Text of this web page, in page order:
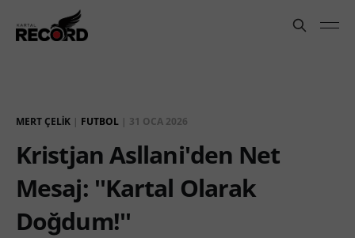
MERT ÇELIK | FUTBOL | 31 OCA 2026
Kristjan Asllani'den Net
Mesaj: ''Kartal Olarak
Doğdum!''